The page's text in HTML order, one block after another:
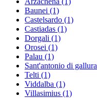
Baunei (1)
Castelsardo (1)
Castiadas (1)
Dorgali (1)
Orosei (1)
Palau (1)
Sant'antonio di gallura
Telti (1)
Viddalba (1)
Villasimius (1)